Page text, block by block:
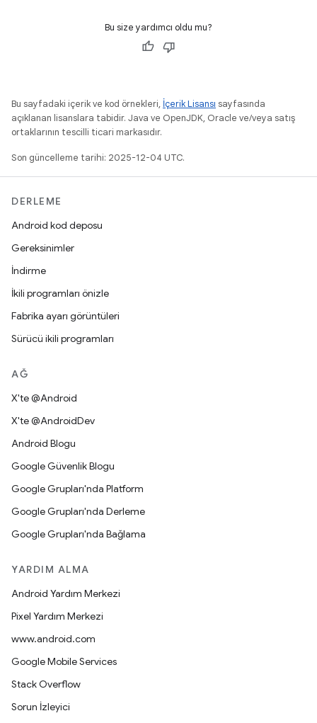
Bu size yardımcı oldu mu?
Bu sayfadaki içerik ve kod örnekleri, İçerik Lisansı sayfasında
açıklanan lisanslara tabidir. Java ve OpenJDK, Oracle ve/veya satış
ortaklarının tescilli ticari markasıdır.
Son güncelleme tarihi: 2025-12-04 UTC.
DERLEME
Android kod deposu
Gereksinimler
İndirme
İkili programları önizle
Fabrika ayarı görüntüleri
Sürücü ikili programları
AĞ
X'te @Android
X'te @AndroidDev
Android Blogu
Google Güvenlik Blogu
Google Grupları'nda Platform
Google Grupları'nda Derleme
Google Grupları'nda Bağlama
YARDIM ALMA
Android Yardım Merkezi
Pixel Yardım Merkezi
www.android.com
Google Mobile Services
Stack Overflow
Sorun İzleyici